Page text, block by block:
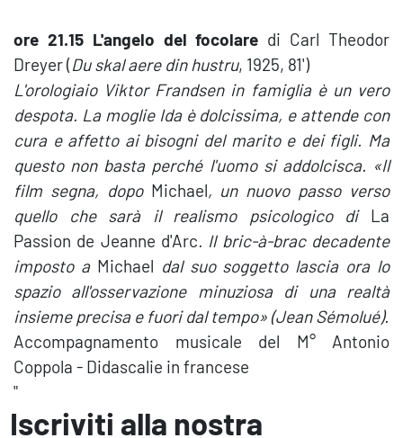
ore 21.15 L'angelo del focolare di Carl Theodor
Dreyer (Du skal aere din hustru, 1925, 81')
L'orologiaio Viktor Frandsen in famiglia è un vero
despota. La moglie Ida è dolcissima, e attende con
cura e affetto ai bisogni del marito e dei figli. Ma
questo non basta perché l'uomo si addolcisca. «Il
film segna, dopoMichael, un nuovo passo verso
quello che sarà il realismo psicologico diLa
Passion de Jeanne d'Arc. Il bric-à-brac decadente
imposto aMichael dal suo soggetto lascia ora lo
spazio all'osservazione minuziosa di una realtà
insieme precisa e fuori dal tempo» (Jean Sémolué).
Accompagnamento musicale del M° Antonio
Coppola - Didascalie in francese
"
Iscriviti alla nostra